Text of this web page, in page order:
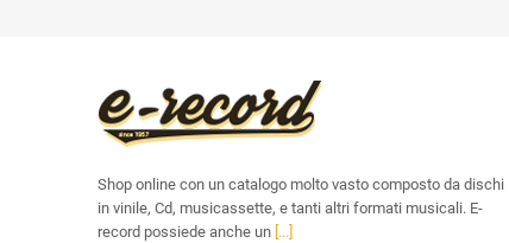
Shop online con un catalogo molto vasto composto da dischi
in vinile, Cd, musicassette, e tanti altri formati musicali. E-
record possiede anche un [...]